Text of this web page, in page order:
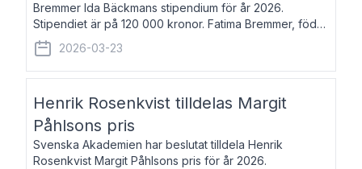
Bremmer Ida Bäckmans stipendium för år 2026.
Stipendiet är på 120 000 kronor. Fatima Bremmer, född
1977, är journalist och författare. Hon utkom i fjol med
boken Ligan. Klarakvarterens blodsyst
2026-03-23
Henrik Rosenkvist tilldelas Margit
Påhlsons pris
Svenska Akademien har beslutat tilldela Henrik
Rosenkvist Margit Påhlsons pris för år 2026.